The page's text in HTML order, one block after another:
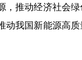
，推动经济社会
动我国新能源高